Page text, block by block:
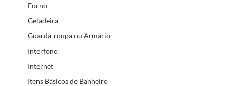
Forno
Geladeira
Guarda-roupa ou Armário
Interfone
Internet
Itens Básicos de Banheiro